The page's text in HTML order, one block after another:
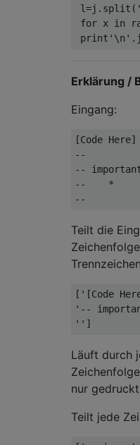
l=j . split (
for x in
print '\n' .
Erklärung /
Eingang:
[Code Here]
--
--
--    *
Teilt die
['[Code
'--
Läuft durch
nur
Teilt jede